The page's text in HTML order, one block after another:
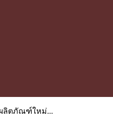
ผลิตภัณฑ์ใหม่...